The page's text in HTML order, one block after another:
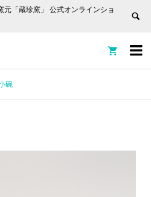
「蔵珍窯」 公式オンラインショ


碗